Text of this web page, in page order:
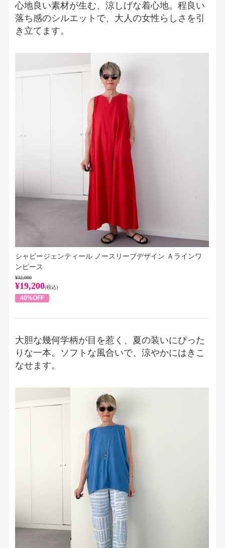
心地良い素材が生む、涼しげな着心地。程良い
落ち感のシルエットで、大人の女性らしさを引
き立てます。
シャビージェンティール ノースリーブデザイン Ａラインワ
ンピース
¥32,000
¥19,200(税込)
40%OFF
大胆な幾何学柄が目を惹く、夏の装いにぴった
りな一本。ソフトな風合いで、涼やかにはきこ
なせます。